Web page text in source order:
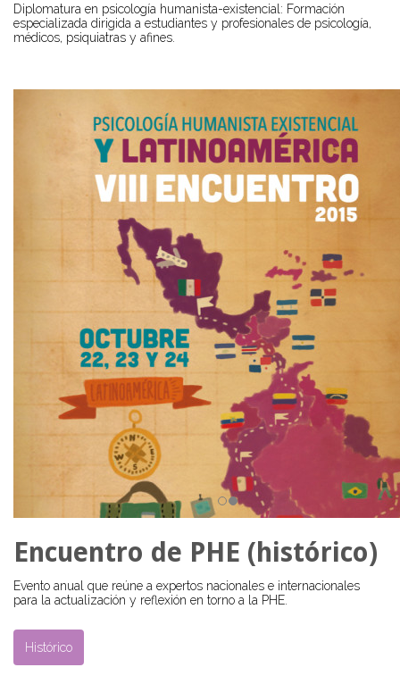
Diplomatura en psicología humanista-existencial: Formación
especializada dirigida a estudiantes y profesionales de psicología,
médicos, psiquiatras y afines.
Encuentro de PHE (histórico)
Evento anual que reúne a expertos nacionales e internacionales
para la actualización y reflexión en torno a la PHE.
Histórico